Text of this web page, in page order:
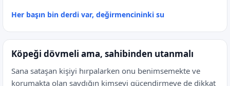
Her başın bin derdi var, değirmencininki su
Köpeği dövmeli ama, sahibinden utanmalı
Sana sataşan kişiyi hırpalarken onu benimsemekte ve
korumakta olan saydığın kimseyi gücendirmeye de dikkat